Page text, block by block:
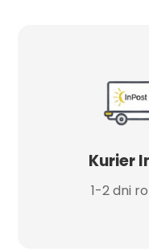
Kurier
1-2 dni